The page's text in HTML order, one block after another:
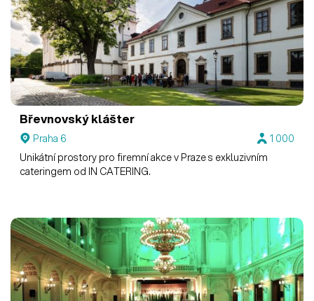
Břevnovský klášter
Praha 6
1 000
Unikátní prostory pro firemní akce v Praze s exkluzivním
cateringem od IN CATERING.